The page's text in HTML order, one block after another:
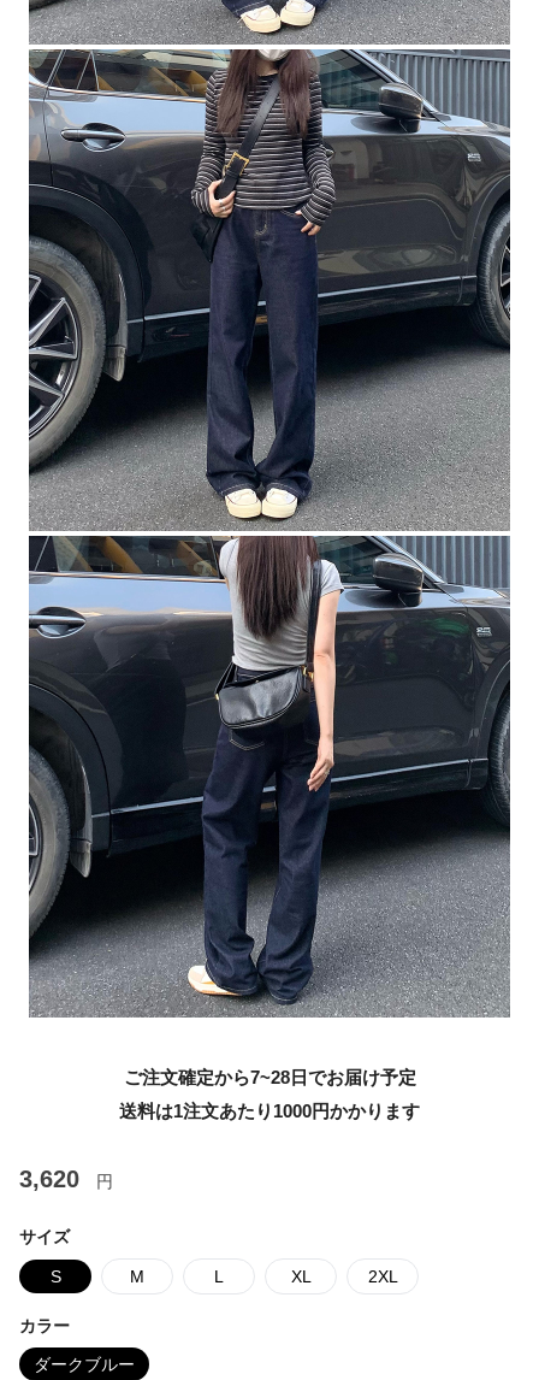
ご注文確定から7~28日でお届け予定
送料は1注文あたり 1000円かかります
3,620 円
サイズ
S M L XL 2XL
カラー
ダークブルー